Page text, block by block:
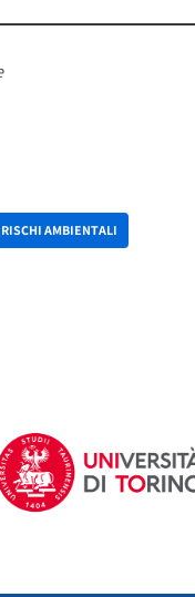
RISCHI AMBIENTALI